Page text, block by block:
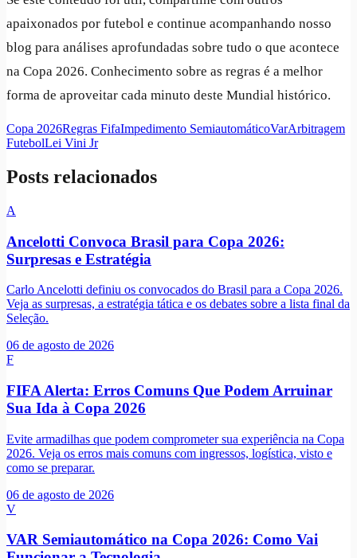
apaixonados por futebol e continue acompanhando nosso
blog para análises aprofundadas sobre tudo o que acontece
na Copa 2026. Conhecimento sobre as regras é a melhor
forma de aproveitar cada minuto deste Mundial histórico.
Copa 2026Regras FifaImpedimento SemiautomáticoVarArbitragem
FutebolLei Vini Jr
Posts relacionados
A
Ancelotti Convoca Brasil para Copa 2026:
Surpresas e Estratégia
Carlo Ancelotti definiu os convocados do Brasil para a Copa 2026.
Veja as surpresas, a estratégia tática e os debates sobre a lista final da
Seleção.
06 de agosto de 2026
F
FIFA Alerta: Erros Comuns Que Podem Arruinar
Sua Ida à Copa 2026
Evite armadilhas que podem comprometer sua experiência na Copa
2026. Veja os erros mais comuns com ingressos, logística, visto e
como se preparar.
06 de agosto de 2026
V
VAR Semiautomático na Copa 2026: Como Vai